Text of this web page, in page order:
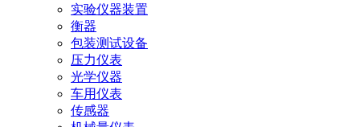
实验仪器装置
衡器
包装测试设备
压力仪表
光学仪器
车用仪表
传感器